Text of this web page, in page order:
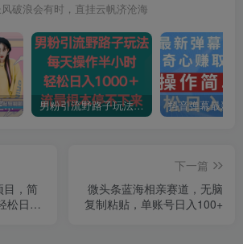
破浪会有时，直挂云帆济沧海
AI自动生成头条，三天必起号，三分钟轻松发布内容，复制粘贴，保姆级教… 男粉引流野路子玩法，每天操作半小时轻松日入1000＋，流量根本停不下来
目，简
松日入
下一篇
微头条蓝海相亲赛道，无脑
复制粘贴，单账号日入100+